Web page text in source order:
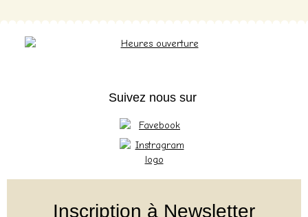
Suivez nous sur
Inscription à Newsletter